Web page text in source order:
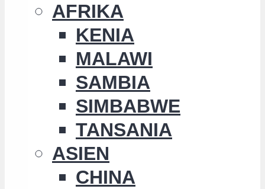
AFRIKA
KENIA
MALAWI
SAMBIA
SIMBABWE
TANSANIA
ASIEN
CHINA